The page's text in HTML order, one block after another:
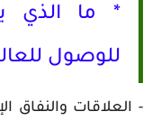
* ما الذي
للوصول
- العلاقات والنفاق